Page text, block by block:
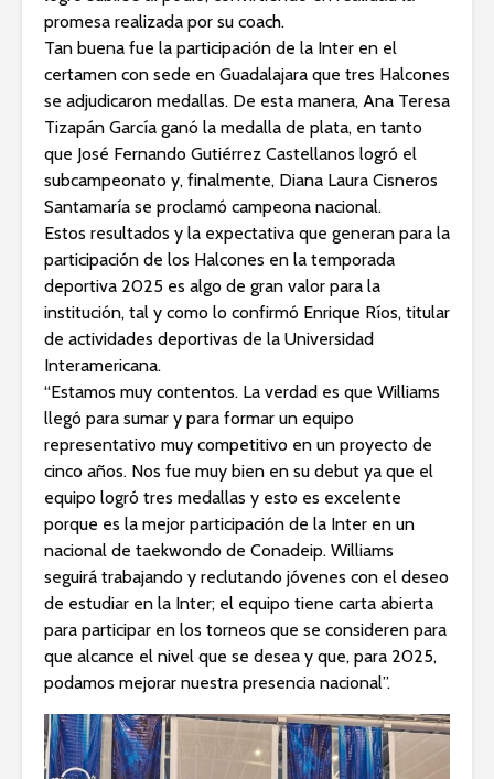
promesa realizada por su coach.
Tan buena fue la participación de la Inter en el
certamen con sede en Guadalajara que tres Halcones
se adjudicaron medallas. De esta manera, Ana Teresa
Tizapán García ganó la medalla de plata, en tanto
que José Fernando Gutiérrez Castellanos logró el
subcampeonato y, finalmente, Diana Laura Cisneros
Santamaría se proclamó campeona nacional.
Estos resultados y la expectativa que generan para la
participación de los Halcones en la temporada
deportiva 2025 es algo de gran valor para la
institución, tal y como lo confirmó Enrique Ríos, titular
de actividades deportivas de la Universidad
Interamericana.
“Estamos muy contentos. La verdad es que Williams
llegó para sumar y para formar un equipo
representativo muy competitivo en un proyecto de
cinco años. Nos fue muy bien en su debut ya que el
equipo logró tres medallas y esto es excelente
porque es la mejor participación de la Inter en un
nacional de taekwondo de Conadeip. Williams
seguirá trabajando y reclutando jóvenes con el deseo
de estudiar en la Inter; el equipo tiene carta abierta
para participar en los torneos que se consideren para
que alcance el nivel que se desea y que, para 2025,
podamos mejorar nuestra presencia nacional”.